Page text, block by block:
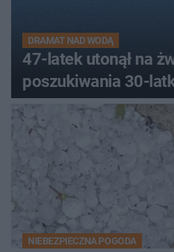
DRAMAT NAD WODĄ
47-latek utonął na
poszukiwania 30-
NIEBEZPIECZNA POGODA